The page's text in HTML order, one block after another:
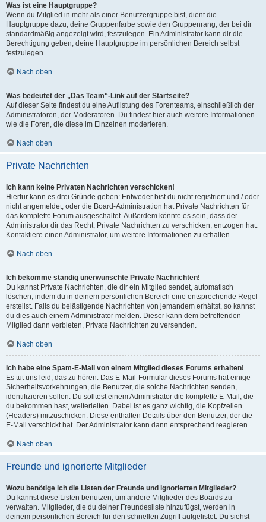
Was ist eine Hauptgruppe?
Wenn du Mitglied in mehr als einer Benutzergruppe bist, dient die
Hauptgruppe dazu, deine Gruppenfarbe sowie den Gruppenrang, der bei dir
standardmäßig angezeigt wird, festzulegen. Ein Administrator kann dir die
Berechtigung geben, deine Hauptgruppe im persönlichen Bereich selbst
festzulegen.
Nach oben
Was bedeutet der „Das Team“-Link auf der Startseite?
Auf dieser Seite findest du eine Auflistung des Forenteams, einschließlich der
Administratoren, der Moderatoren. Du findest hier auch weitere Informationen
wie die Foren, die diese im Einzelnen moderieren.
Nach oben
Private Nachrichten
Ich kann keine Privaten Nachrichten verschicken!
Hierfür kann es drei Gründe geben: Entweder bist du nicht registriert und / oder
nicht angemeldet, oder die Board-Administration hat Private Nachrichten für
das komplette Forum ausgeschaltet. Außerdem könnte es sein, dass der
Administrator dir das Recht, Private Nachrichten zu verschicken, entzogen hat.
Kontaktiere einen Administrator, um weitere Informationen zu erhalten.
Nach oben
Ich bekomme ständig unerwünschte Private Nachrichten!
Du kannst Private Nachrichten, die dir ein Mitglied sendet, automatisch
löschen, indem du in deinem persönlichen Bereich eine entsprechende Regel
erstellst. Falls du belästigende Nachrichten von jemandem erhältst, so kannst
du dies auch einem Administrator melden. Dieser kann dem betreffenden
Mitglied dann verbieten, Private Nachrichten zu versenden.
Nach oben
Ich habe eine Spam-E-Mail von einem Mitglied dieses Forums erhalten!
Es tut uns leid, das zu hören. Das E-Mail-Formular dieses Forums hat einige
Sicherheitsvorkehrungen, die Benutzer, die solche Nachrichten senden,
identifizieren sollen. Du solltest einem Administrator die komplette E-Mail, die
du bekommen hast, weiterleiten. Dabei ist es ganz wichtig, die Kopfzeilen
(Headers) mitzuschicken. Diese enthalten Details über den Benutzer, der die
E-Mail verschickt hat. Der Administrator kann dann entsprechend reagieren.
Nach oben
Freunde und ignorierte Mitglieder
Wozu benötige ich die Listen der Freunde und ignorierten Mitglieder?
Du kannst diese Listen benutzen, um andere Mitglieder des Boards zu
verwalten. Mitglieder, die du deiner Freundesliste hinzufügst, werden in
deinem persönlichen Bereich für den schnellen Zugriff aufgelistet. Du siehst